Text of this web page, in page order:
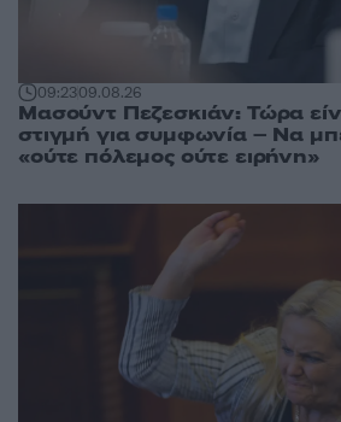
09:2309.08.26
Μασούντ Πεζεσκιάν: Τώρα
στιγμή για συμφωνία – Να
«ούτε πόλεμος ούτε ειρήνη»